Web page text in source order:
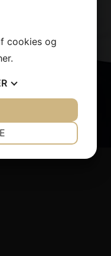
cookies og
.